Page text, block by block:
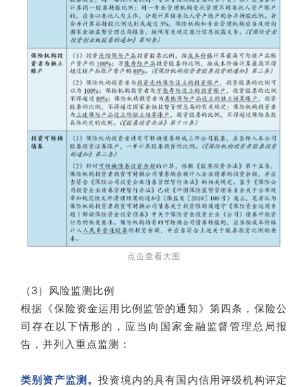
点击查看大图
（3）风险监测比例
根据《保险资金运用比例监管的通知》第四条，保险公
司存在以下情形的，应当向国家金融监督管理总局报
告，并列入重点监测：
类别资产监测。投资境内的具有国内信用评级机构评定